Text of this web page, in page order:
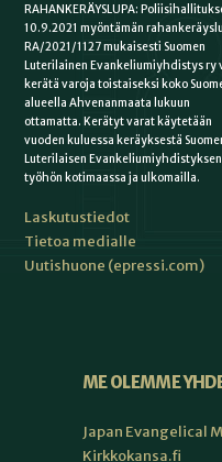
RAHANKERÄYSLUPA:
10.9.2021 myöntämän
RA/2021/1127 mukaisesti Suomen
Luterilainen Evankeliumiyhdistys ry
kerätä varoja toistaiseksi koko
alueella Ahvenanmaata lukuun
ottamatta. Kerätyt varat käytetään
vuoden kuluessa keräyksestä
Luterilaisen Evankeliumiyhdistyksen
työhön kotimaassa ja ulkomailla.
Laskutustiedot
Tietoa medialle
Uutishuone (epressi.com)
ME OLEMME
Japan Evangelical
Kirkkokansa.fi